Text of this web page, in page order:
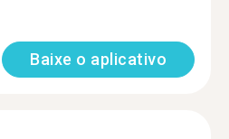
Baixe o aplicativo